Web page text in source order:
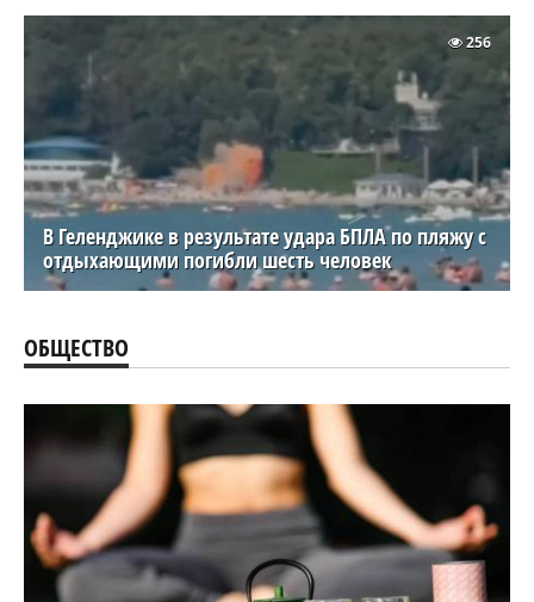
В Геленджике в результате удара БПЛА по пляжу с
отдыхающими погибли шесть человек
256
ОБЩЕСТВО